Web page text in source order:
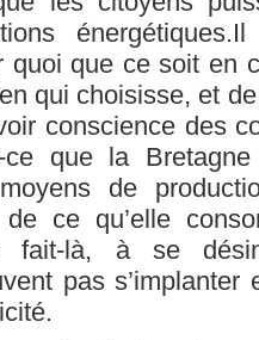
quoi que ce soit en
qui choisisse, et
conscience des
ce que la
de
ce qu’elle
fait-là, à se
pas